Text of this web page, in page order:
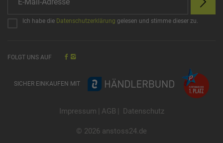
Ich habe die Datenschutzerklärung gelesen und stimme dieser zu.
FOLGT UNS AUF
SICHER EINKAUFEN MIT
Impressum | AGB | Datenschutz
© 2026 anstoss24.de